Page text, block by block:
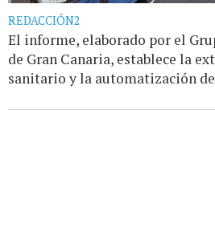
REDACCIÓN2
El informe, elaborado por el
de Gran Canaria, establece la
sanitario y la automatización